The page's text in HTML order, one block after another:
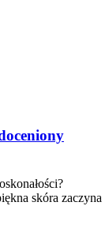
skóra zaczyna